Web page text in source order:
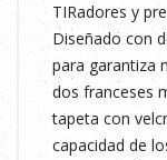
TIRadores y
Diseñado con
para garantiza
dos franceses
tapeta con
capacidad de